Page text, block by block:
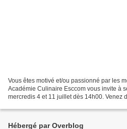
Vous êtes motivé et/ou passionné par les
Académie Culinaire Esccom vous invite à
mercredis 4 et 11 juillet dès 14h00. Venez
Hébergé par Overblog